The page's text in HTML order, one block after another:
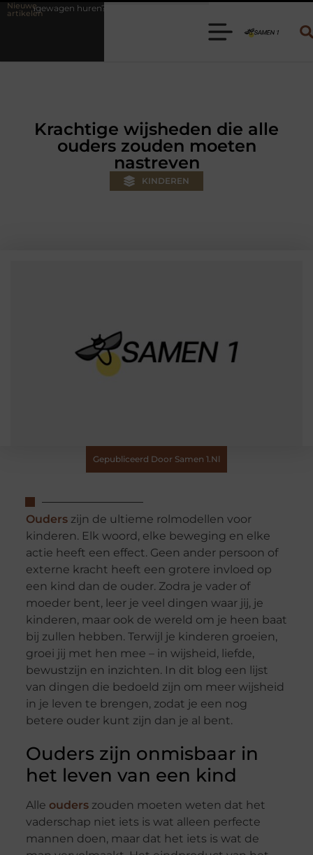
Nieuwe
artikelen
Kies de juiste aanhanger voor jouw klus
Krachtige wijsheden die alle
ouders zouden moeten
nastreven
KINDEREN
Gepubliceerd Door Samen 1.nl
Ouderszijn de ultieme rolmodellen voor
kinderen. Elk woord, elke beweging en elke
actie heeft een effect. Geen ander persoon of
externe kracht heeft een grotere invloed op
een kind dan de ouder. Zodra je vader of
moeder bent, leer je veel dingen waar jij, je
kinderen, maar ook de wereld om je heen baat
bij zullen hebben. Terwijl je kinderen groeien,
groei jij met hen mee – in wijsheid, liefde,
bewustzijn en inzichten. In dit blog een lijst
van dingen die bedoeld zijn om meer wijsheid
in je leven te brengen, zodat je een nog
betere ouder kunt zijn dan je al bent.
Ouders zijn onmisbaar in
het leven van een kind
Alle ouderszouden moeten weten dat het
vaderschap niet iets is wat alleen perfecte
mannen doen, maar dat het iets is wat de